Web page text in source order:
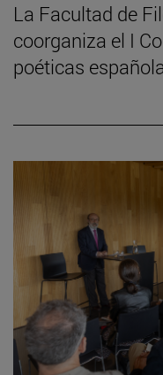
La Facultad de
coorganiza el I
poéticas